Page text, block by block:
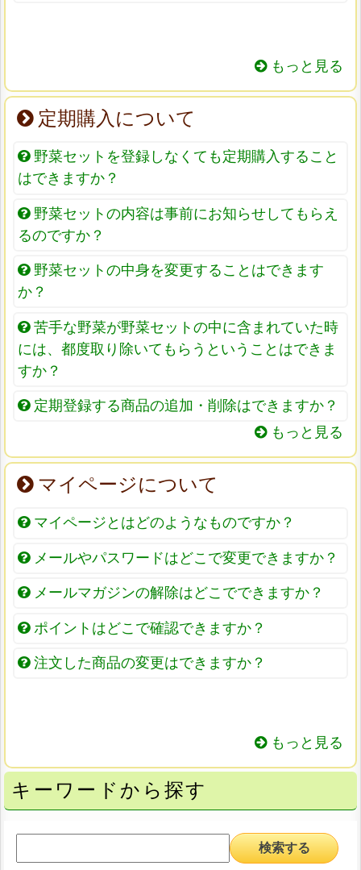
もっと見る
定期購入について
野菜セットを登録しなくても定期購入すること
はできますか？
野菜セットの内容は事前にお知らせしてもらえ
るのですか？
野菜セットの中身を変更することはできます
か？
苦手な野菜が野菜セットの中に含まれていた時
には、都度取り除いてもらうということはできま
すか？
定期登録する商品の追加・削除はできますか？
もっと見る
マイページについて
マイページとはどのようなものですか？
メールやパスワードはどこで変更できますか？
メールマガジンの解除はどこでできますか？
ポイントはどこで確認できますか？
注文した商品の変更はできますか？
もっと見る
キーワードから探す